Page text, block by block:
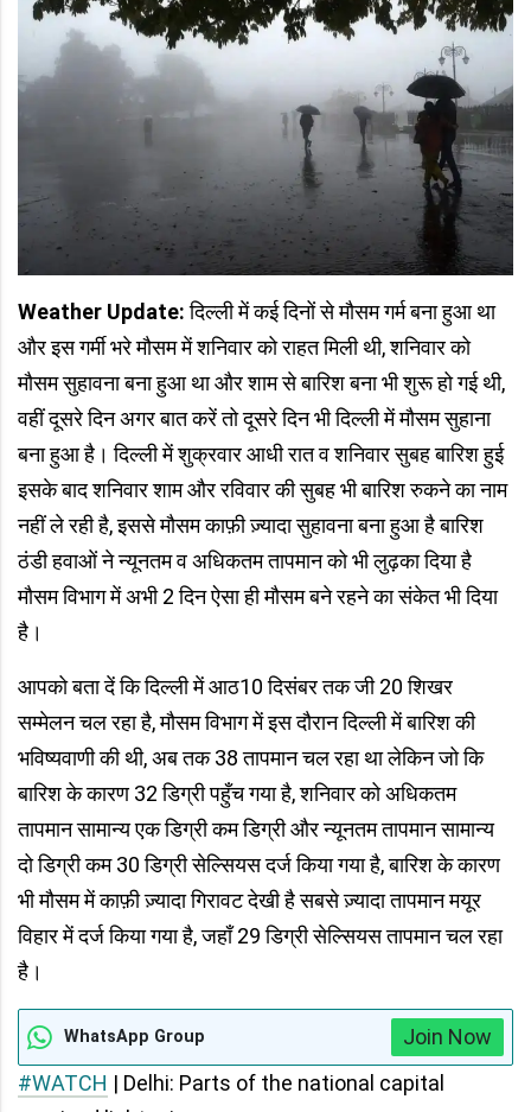
Weather Update:दिल्ली में कई दिनों से मौसम गर्म बना हुआ था
और इस गर्मी भरे मौसम में शनिवार को राहत मिली थी, शनिवार को
मौसम सुहावना बना हुआ था और शाम से बारिश बना भी शुरू हो गई थी,
वहीं दूसरे दिन अगर बात करें तो दूसरे दिन भी दिल्ली में मौसम सुहाना
बना हुआ है। दिल्ली में शुक्रवार आधी रात व शनिवार सुबह बारिश हुई
इसके बाद शनिवार शाम और रविवार की सुबह भी बारिश रुकने का नाम
नहीं ले रही है, इससे मौसम काफ़ी ज़्यादा सुहावना बना हुआ है बारिश
ठंडी हवाओं ने न्यूनतम व अधिकतम तापमान को भी लुढ़का दिया है
मौसम विभाग में अभी 2 दिन ऐसा ही मौसम बने रहने का संकेत भी दिया
है।
आपको बता दें कि दिल्ली में आठ10 दिसंबर तक जी 20 शिखर
सम्मेलन चल रहा है, मौसम विभाग में इस दौरान दिल्ली में बारिश की
भविष्यवाणी की थी, अब तक 38 तापमान चल रहा था लेकिन जो कि
बारिश के कारण 32 डिग्री पहुँच गया है, शनिवार को अधिकतम
तापमान सामान्य एक डिग्री कम डिग्री और न्यूनतम तापमान सामान्य
दो डिग्री कम 30 डिग्री सेल्सियस दर्ज किया गया है, बारिश के कारण
भी मौसम में काफ़ी ज़्यादा गिरावट देखी है सबसे ज़्यादा तापमान मयूर
विहार में दर्ज किया गया है, जहाँ 29 डिग्री सेल्सियस तापमान चल रहा
है।
WhatsApp Group
Join Now
#WATCH | Delhi: Parts of the national capital